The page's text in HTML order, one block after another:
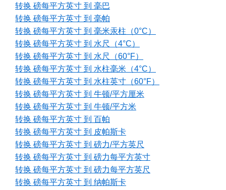
转换 磅每平方英寸 到 毫巴
转换 磅每平方英寸 到 毫帕
转换 磅每平方英寸 到 毫米汞柱（0°C）
转换 磅每平方英寸 到 水尺（4°C）
转换 磅每平方英寸 到 水尺（60°F）
转换 磅每平方英寸 到 水柱毫米（4°C）
转换 磅每平方英寸 到 水柱英寸（60°F）
转换 磅每平方英寸 到 牛顿/平方厘米
转换 磅每平方英寸 到 牛顿/平方米
转换 磅每平方英寸 到 百帕
转换 磅每平方英寸 到 皮帕斯卡
转换 磅每平方英寸 到 磅力/平方英尺
转换 磅每平方英寸 到 磅力每平方英寸
转换 磅每平方英寸 到 磅力每平方英尺
转换 磅每平方英寸 到 纳帕斯卡